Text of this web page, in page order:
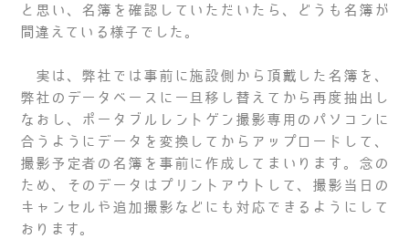
と思い、名簿を確認していただいたら、どうも名簿が
間違えている様子でした。
実は、弊社では事前に施設側から頂戴した名簿を、
弊社のデータベースに一旦移し替えてから再度抽出し
なおし、ポータブルレントゲン撮影専用のパソコンに
合うようにデータを変換してからアップロードして、
撮影予定者の名簿を事前に作成してまいります。念の
ため、そのデータはプリントアウトして、撮影当日の
キャンセルや追加撮影などにも対応できるようにして
おります。